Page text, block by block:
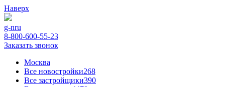
Наверх
g-nru
8-800-600-55-23
Заказать звонок
Москва
Все новостройки268
Все застройщики390